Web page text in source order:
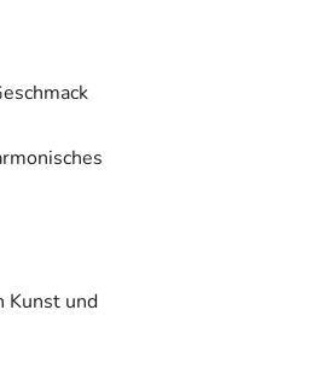
Kunst und